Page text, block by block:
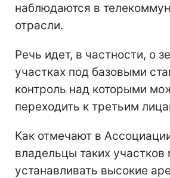
наблюдаются в
отрасли.
Речь идет, в частности, о
участках под базовыми
контроль над которыми
переходить к третьим
Как отмечают в
владельцы таких участков
устанавливать высокие